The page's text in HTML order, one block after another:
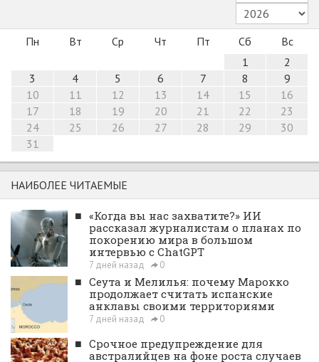
Пн Вт Ср Чт Пт Сб
Вс
1
2
3
4 5 6 7 8
9
10
11 12 13 14 15
16
17
18 19 20 21 22
23
24
25 26 27 28 29
30
31
НАИБОЛЕЕ ЧИТАЕМЫЕ
■ «Когда вы нас захватите?» ИИ
рассказал журналистам о планах по
покорению мира в большом
интервью с ChatGPT
7 дней назад 0
■ Сеута и Мелилья: почему Марокко
продолжает считать испанские
анклавы своими территориями
7 дней назад 0
■ Срочное предупреждение для
австралийцев на фоне роста случаев